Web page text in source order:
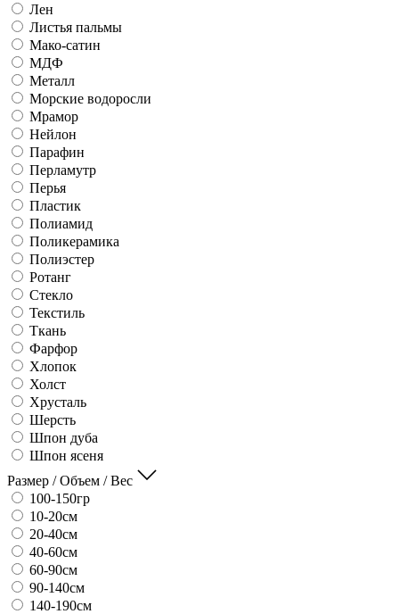
Лен
Листья пальмы
Мако-сатин
МДФ
Металл
Морские водоросли
Мрамор
Нейлон
Парафин
Перламутр
Перья
Пластик
Полиамид
Поликерамика
Полиэстер
Ротанг
Стекло
Текстиль
Ткань
Фарфор
Хлопок
Холст
Хрусталь
Шерсть
Шпон дуба
Шпон ясеня
Размер / Объем / Вес
100-150гр
10-20см
20-40см
40-60см
60-90см
90-140см
140-190см